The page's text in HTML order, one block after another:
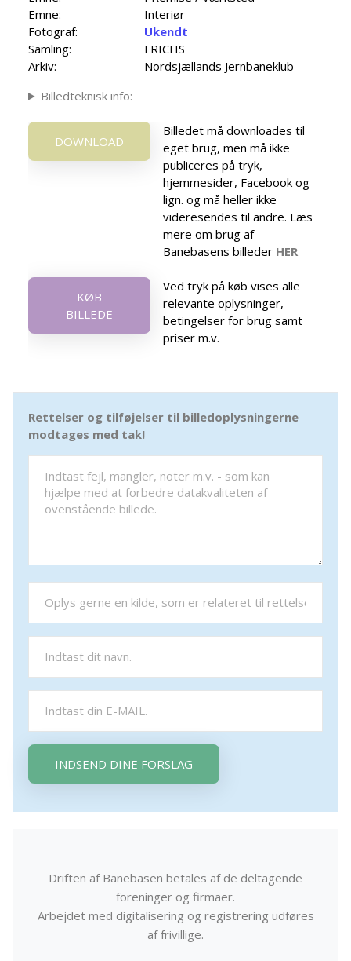
Emne:
Interiør
Fotograf:
Ukendt
Samling:
FRICHS
Arkiv:
Nordsjællands Jernbaneklub
Billedteknisk info:
DOWNLOAD
Billedet må downloades til
eget brug, men må ikke
publiceres på tryk,
hjemmesider, Facebook og
lign. og må heller ikke
videresendes til andre. Læs
mere om brug af
Banebasens billeder HER
KØB
BILLEDE
Ved tryk på køb vises alle
relevante oplysninger,
betingelser for brug samt
priser m.v.
Rettelser og tilføjelser til billedoplysningerne
modtages med tak!
INDSEND DINE FORSLAG
Driften af Banebasen betales af de deltagende
foreninger og firmaer.
Arbejdet med digitalisering og registrering udføres
af frivillige.